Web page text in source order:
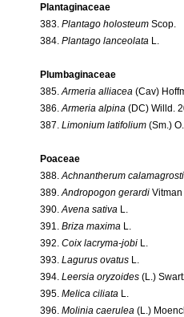
Plantaginaceae
383. Plantago holosteum Scop.
384. Plantago lanceolata L.
Plumbaginaceae
385.Armeria alliacea (Cav)
386.Armeria alpina (DC) Willd.
387. Limonium latifolium (Sm.)
Poaceae
388.Achnantherum
389.Andropogon gerardi Vitman
390.Avena sativa L.
391. Briza maxima L.
392. Coix lacryma-jobi L.
393. Lagurus ovatus L.
394. Leersia oryzoides (L.)
395. Melica ciliata L.
396. Molinia caerulea (L.)